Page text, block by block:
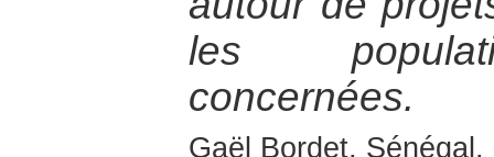
les
concernées.
Gaël Bordet,